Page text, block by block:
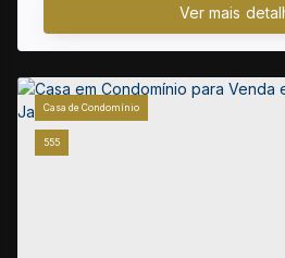
555
Casa de Condomínio